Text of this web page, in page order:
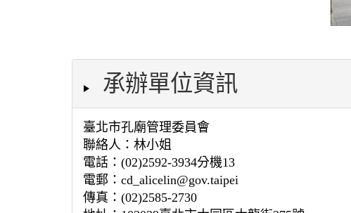
承辦單位資訊
臺北市孔廟管理委員會
聯絡人：林小姐
電話：(02)2592-3934分機13
電郵：cd_alicelin@gov.taipei
傳真：(02)2585-2730